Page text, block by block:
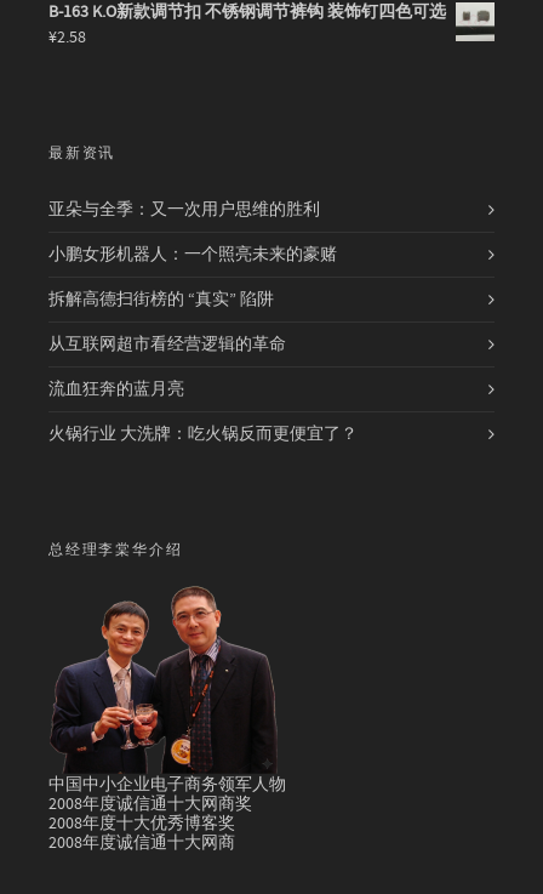
B-163 K.O新款调节扣 不锈钢调节裤钩 装饰钉四色可选
¥2.58
最新资讯
亚朵与全季：又一次用户思维的胜利
小鹏女形机器人：一个照亮未来的豪赌
拆解高德扫街榜的 “真实” 陷阱
从互联网超市看经营逻辑的革命
流血狂奔的蓝月亮
火锅行业 大洗牌：吃火锅反而更便宜了？
总经理李棠华介绍
中国中小企业电子商务领军人物
2008年度诚信通十大网商奖
2008年度十大优秀博客奖
2008年度诚信通十大网商